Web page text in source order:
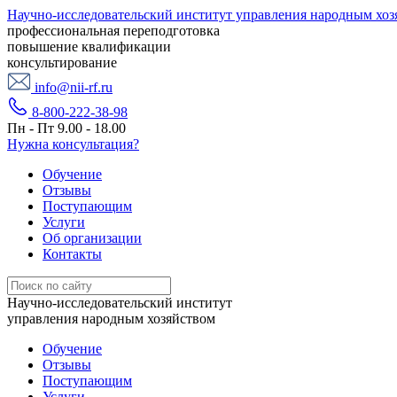
Научно-исследовательский институт управления народным
профессиональная переподготовка
повышение квалификации
консультирование
info@nii-rf.ru
8-800-222-38-98
Пн - Пт 9.00 - 18.00
Нужна консультация?
Обучение
Отзывы
Поступающим
Услуги
Об организации
Контакты
Научно-исследовательский институт
управления народным хозяйством
Обучение
Отзывы
Поступающим